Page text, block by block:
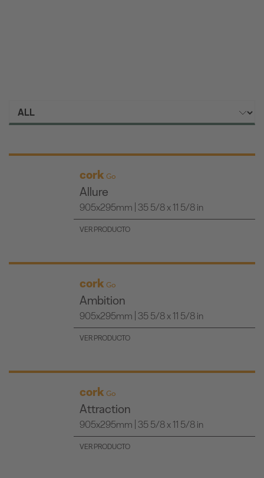
cork Go
Allure
905x295mm | 35 5/8 x 11 5/8 in
VER PRODUCTO
cork Go
Ambition
905x295mm | 35 5/8 x 11 5/8 in
VER PRODUCTO
cork Go
Attraction
905x295mm | 35 5/8 x 11 5/8 in
VER PRODUCTO